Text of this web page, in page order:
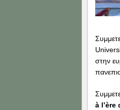
στην
à l’ère